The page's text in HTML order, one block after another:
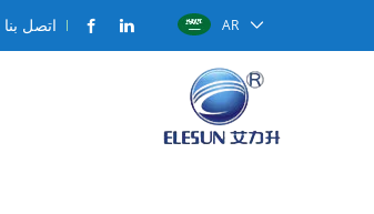
AR اتصل بنا